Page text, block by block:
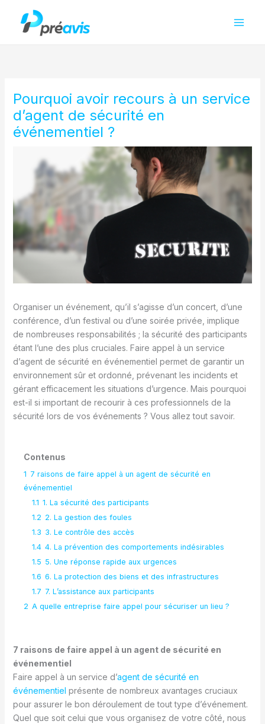
contenu
Pourquoi avoir recours à un service
d’agent de sécurité en
événementiel ?
Organiser un événement, qu’il s’agisse d’un concert, d’une
conférence, d’un festival ou d’une soirée privée, implique
de nombreuses responsabilités ; la sécurité des participants
étant l’une des plus cruciales. Faire appel à un service
d’agent de sécurité en événementiel permet de garantir un
environnement sûr et ordonné, prévenant les incidents et
gérant efficacement les situations d’urgence. Mais pourquoi
est-il si important de recourir à ces professionnels de la
sécurité lors de vos événements ? Vous allez tout savoir.
Contenus
1 7 raisons de faire appel à un agent de sécurité en
événementiel
1.1 1. La sécurité des participants
1.2 2. La gestion des foules
1.3 3. Le contrôle des accès
1.4 4. La prévention des comportements indésirables
1.5 5. Une réponse rapide aux urgences
1.6 6. La protection des biens et des infrastructures
1.7 7. L’assistance aux participants
2 A quelle entreprise faire appel pour sécuriser un lieu ?
7 raisons de faire appel à un agent de sécurité en
événementiel
Faire appel à un service d’agent de sécurité en
événementiel présente de nombreux avantages cruciaux
pour assurer le bon déroulement de tout type d’événement.
Quel que soit celui que vous organisez de votre côté, nous